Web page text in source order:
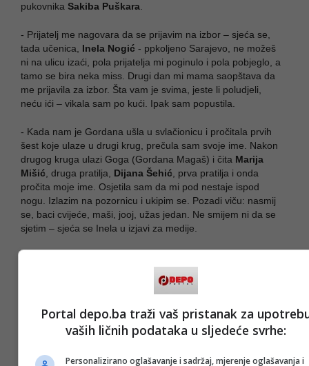
pukovnika Sakiba Puškara.
- Prijatelj me nagovara da se prijavim na izbor – sjeća se,
tada učenica, Inela Nogić - ppkoljeno Sarajevo, ne možeš
ni na ulicu izaći, pola prijatelja mi poginulo i pola pobjeglo, a
tamo se bira neka miss. Drugi dan mi mama saopštava da
me prijavila za izbor. Šta vam je svima, jeste li poludjeli,
neću ići – vikala sam po kući. Ipak sam popustila.
- Kada nam je Gordana ušla u svlačionicu i pročitala prvih
šest koje ulaze u drugi krug, prečula sam svoje ime. Nakon
drugog kruga ulazi Goga (Gordana Magaš) i čita Marija
Mišić, druga pratilja, Dijana Šehić, prva pratilja i onda
pročita moje ime. Osjetila sam da mi pod nestaje ispod
nogu. Izlazim na pozornicu i ukipim se. Pozadi viču: nasmij
se, baci cvijeće, maši, jooj, užas jedan. Ne smijem ni da se
sjetim – sjeća se Inela u izjavi za medije.
Portal depo.ba traži vaš pristanak za
vaših ličnih podataka u sljedeće svrhe:
Personalizirano oglašavanje i sadržaj, mjerenje oglašavanja i